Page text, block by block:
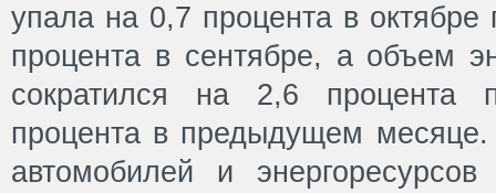
упала на 0,7 процента в
процента в сентябре, а объем
сократился на 2,6 процента
процента в предыдущем месяце.
автомобилей и энергоресурсов